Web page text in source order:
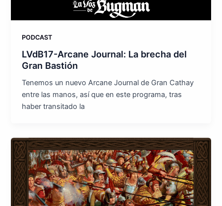
PODCAST
LVdB17-Arcane Journal: La brecha del
Gran Bastión
Tenemos un nuevo Arcane Journal de Gran Cathay
entre las manos, así que en este programa, tras
haber transitado la